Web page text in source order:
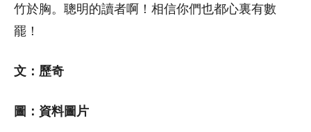
竹於胸。聰明的讀者啊！相信你們也都心裏有數
罷！
文： 歷奇
圖：資料圖片